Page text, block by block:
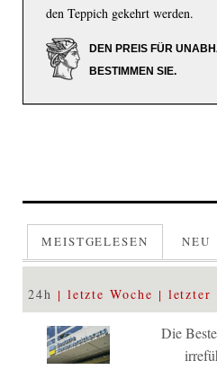
den Teppich gekehrt werden.
DEN PREIS FÜR
BESTIMMEN SIE.
MEISTGELESEN NEU
24h letzte Woche letzter
Die